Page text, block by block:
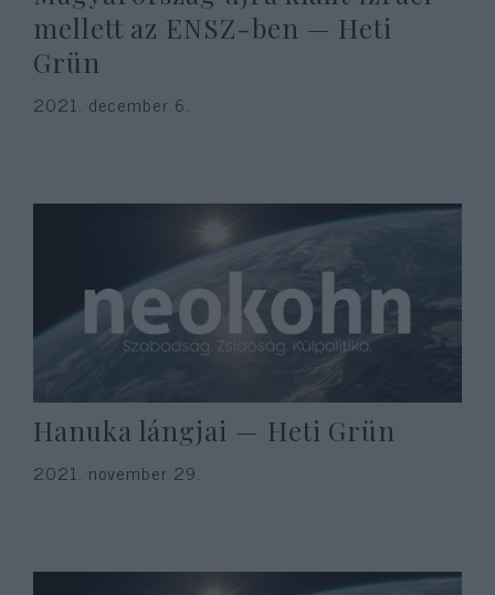
mellett az ENSZ-ben — Heti
Grün
2021. december 6.
Hanuka lángjai — Heti Grün
2021. november 29.